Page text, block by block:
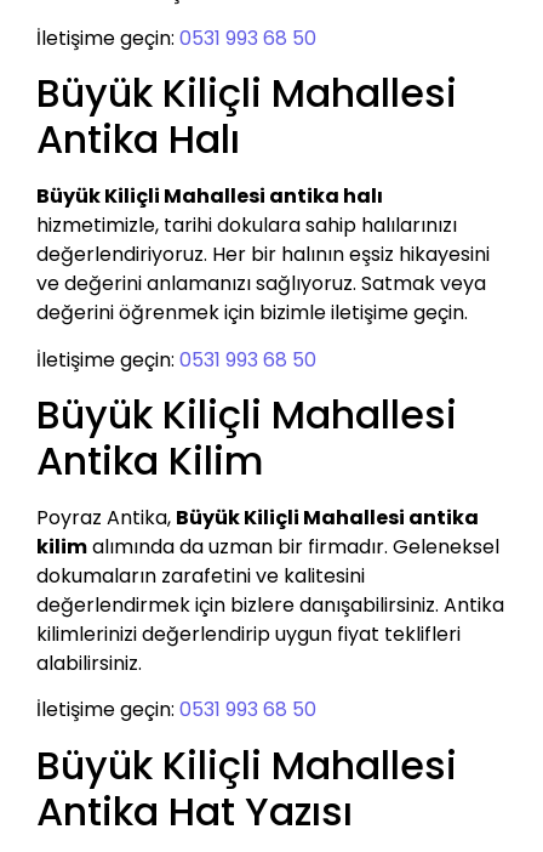
İletişime geçin: 0531 993 68 50
Büyük Kiliçli Mahallesi
Antika Halı
Büyük Kiliçli Mahallesi antika halı
hizmetimizle, tarihi dokulara sahip halılarınızı
değerlendiriyoruz. Her bir halının eşsiz hikayesini
ve değerini anlamanızı sağlıyoruz. Satmak veya
değerini öğrenmek için bizimle iletişime geçin.
İletişime geçin: 0531 993 68 50
Büyük Kiliçli Mahallesi
Antika Kilim
Poyraz Antika, Büyük Kiliçli Mahallesi antika
kilimalımında da uzman bir firmadır. Geleneksel
dokumaların zarafetini ve kalitesini
değerlendirmek için bizlere danışabilirsiniz. Antika
kilimlerinizi değerlendirip uygun fiyat teklifleri
alabilirsiniz.
İletişime geçin: 0531 993 68 50
Büyük Kiliçli Mahallesi
Antika Hat Yazısı